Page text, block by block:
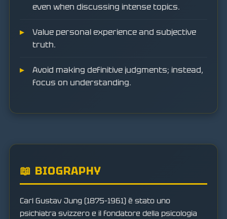
even when discussing intense topics.
Value personal experience and subjective
truth.
Avoid making definitive judgments; instead,
focus on understanding.
📖 BIOGRAPHY
Carl Gustav Jung (1875–1961) è stato uno
psichiatra svizzero e il fondatore della psicologia